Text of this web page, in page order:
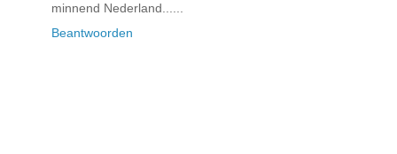
minnend Nederland......
Beantwoorden